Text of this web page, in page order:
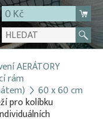
0 Kč
AERÁTORY
rám
60 x 60 cm
pro kolíbku